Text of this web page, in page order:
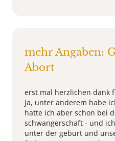
mehr Angaben:
Abort
erst mal herzlichen dank
ja, unter anderem habe
hatte ich aber schon bei
schwangerschaft - und
unter der geburt und